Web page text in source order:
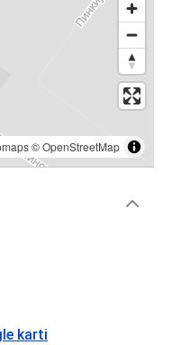
©OpenStreetMap
karti